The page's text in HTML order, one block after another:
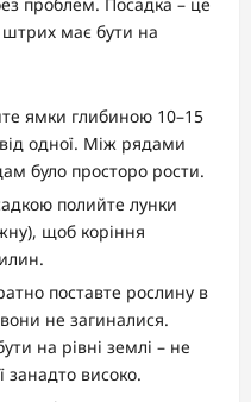
має бути на
ямки глибиною 10–15
одної. Між рядами
було просторо рости.
полийте лунки
щоб коріння
поставте рослину в
не загиналися.
на рівні землі – не
занадто високо.